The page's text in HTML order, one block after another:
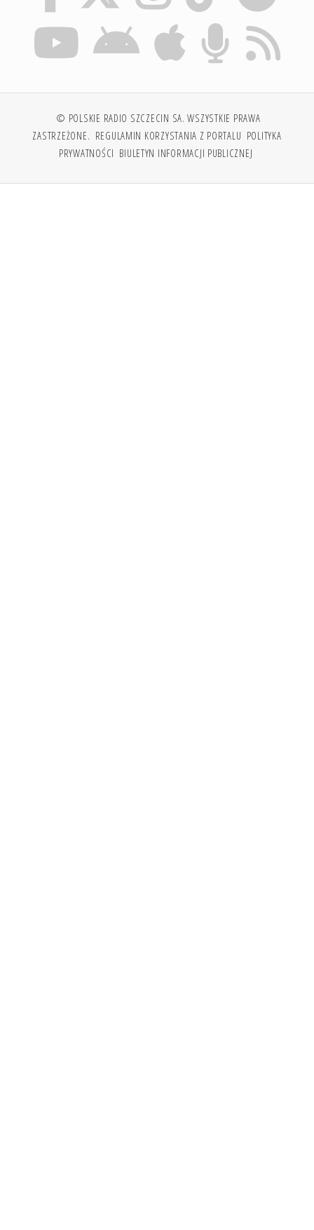
© POLSKIE RADIO SZCZECIN SA. WSZYSTKIE PRAWA
ZASTRZEŻONE. REGULAMIN KORZYSTANIA Z PORTALU POLITYKA
PRYWATNOŚCI BIULETYN INFORMACJI PUBLICZNEJ